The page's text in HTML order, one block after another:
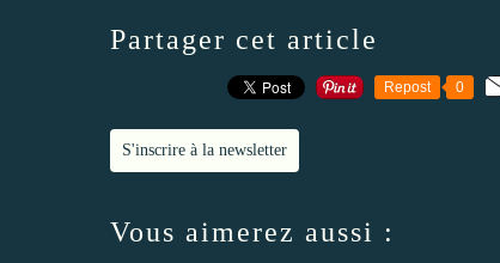
Partager cet article
Repost 0
S'inscrire à la newsletter
Vous aimerez aussi :